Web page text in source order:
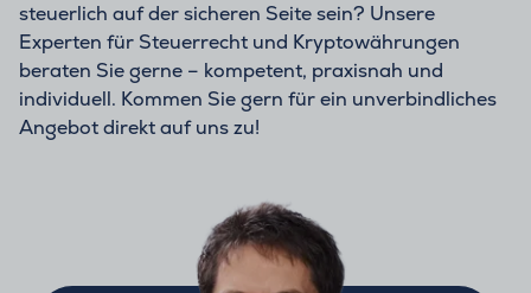
steuerlich auf der sicheren Seite sein? Unsere
Experten für Steuerrecht und Kryptowährungen
beraten Sie gerne – kompetent, praxisnah und
individuell. Kommen Sie gern für ein unverbindliches
Angebot direkt auf uns zu!